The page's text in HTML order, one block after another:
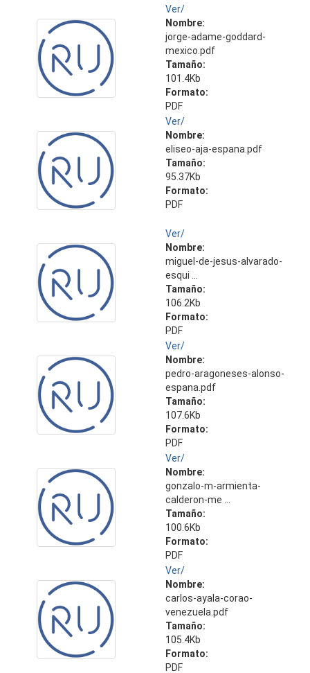
Ver/
Nombre:
jorge-adame-goddard-
mexico.pdf
Tamaño:
101.4Kb
Formato:
PDF
Ver/
Nombre:
eliseo-aja-espana.pdf
Tamaño:
95.37Kb
Formato:
PDF
Ver/
Nombre:
miguel-de-jesus-alvarado-
esqui ...
Tamaño:
106.2Kb
Formato:
PDF
Ver/
Nombre:
pedro-aragoneses-alonso-
espana.pdf
Tamaño:
107.6Kb
Formato:
PDF
Ver/
Nombre:
gonzalo-m-armienta-
calderon-me ...
Tamaño:
100.6Kb
Formato:
PDF
Ver/
Nombre:
carlos-ayala-corao-
venezuela.pdf
Tamaño:
105.4Kb
Formato:
PDF